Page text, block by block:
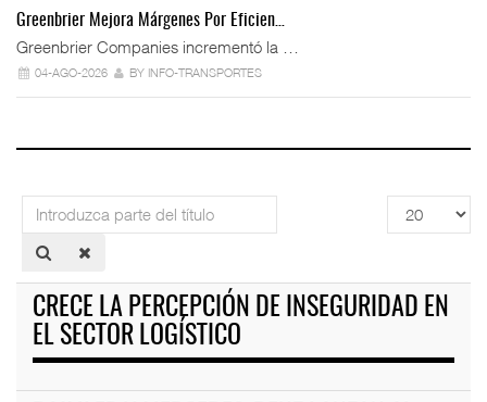
Greenbrier Mejora Márgenes Por Eficien…
Greenbrier Companies incrementó la …
04-AGO-2026 BY INFO-TRANSPORTES
Introduzca
parte
del
Cantidad
a
CRECE LA PERCEPCIÓN DE INSEGURIDAD EN
EL SECTOR LOGÍSTICO